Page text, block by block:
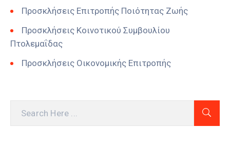
Προσκλήσεις Επιτροπής Ποιότητας Ζωής
Προσκλήσεις Κοινοτικού Συμβουλίου
Πτολεμαΐδας
Προσκλήσεις Οικονομικής Επιτροπής